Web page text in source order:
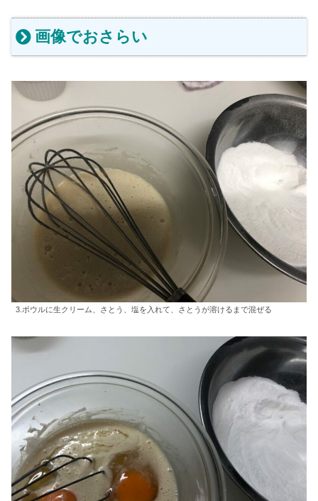
画像でおさらい
3.ボウルに生クリーム、さとう、塩を入れて、さとうが溶けるまで混ぜる